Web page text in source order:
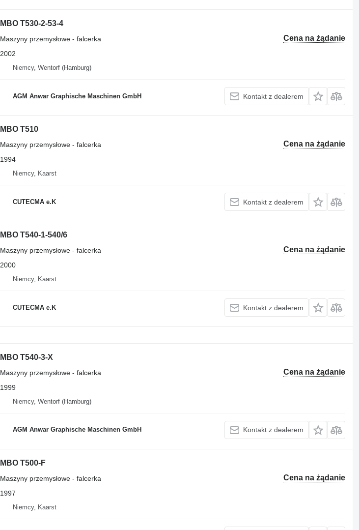
MBO T530-2-53-4
Cena na żądanie
Maszyny przemysłowe - falcerka
2002
Niemcy, Wentorf (Hamburg)
AGM Anwar Graphische Maschinen GmbH Kontakt z dealerem
MBO T510
Cena na żądanie
Maszyny przemysłowe - falcerka
1994
Niemcy, Kaarst
CUTECMA e.K Kontakt z dealerem
MBO T540-1-540/6
Cena na żądanie
Maszyny przemysłowe - falcerka
2000
Niemcy, Kaarst
CUTECMA e.K Kontakt z dealerem
MBO T540-3-X
Cena na żądanie
Maszyny przemysłowe - falcerka
1999
Niemcy, Wentorf (Hamburg)
AGM Anwar Graphische Maschinen GmbH Kontakt z dealerem
MBO T500-F
Cena na żądanie
Maszyny przemysłowe - falcerka
1997
Niemcy, Kaarst